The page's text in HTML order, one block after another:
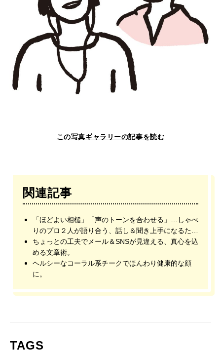
この写真ギャラリーの記事を読む
関連記事
「ほどよい相槌」「声のトーンを合わせる」…しゃべ
りのプロ２人が語り合う、話し＆聞き上手になるため
の心得。
ちょっとの工夫でメール＆SNSが見違える、真心を込
める文章術。
ヘルシーなコーラル系チークでほんわり健康的な顔
に。
TAGS